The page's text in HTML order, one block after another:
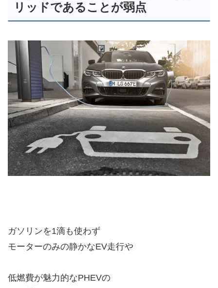
リッドであることが弱点
ガソリンを1滴も使わず
モーターのみの静かなEV走行や
低燃費が魅力的なPHEVの